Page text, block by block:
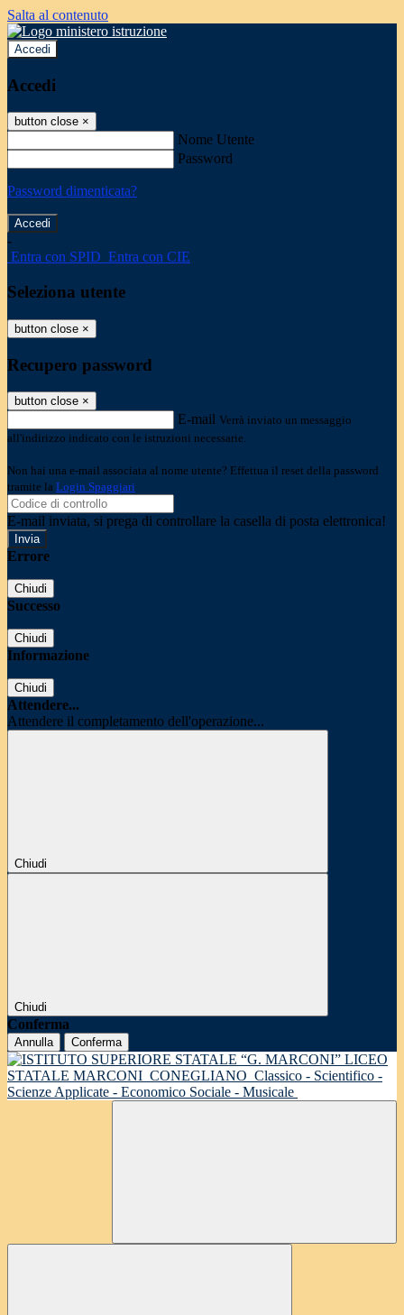
Salta al contenuto
Accedi
Accedi
button close ×
Nome Utente
Password
Password dimenticata?
-
Entra con SPID Entra con CIE
Seleziona utente
button close ×
Recupero password
button close ×
E-mail Verrà inviato un messaggio
all'indirizzo indicato con le istruzioni necessarie.
Non hai una e-mail associata al nome utente? Effettua il reset della password
tramite la Login Spaggiari
E-mail inviata, si prega di controllare la casella di posta elettronica!
Errore
Chiudi
Successo
Chiudi
Informazione
Chiudi
Attendere...
Attendere il completamento dell'operazione...
Chiudi
Chiudi
Conferma
Annulla Conferma
LICEO
STATALE MARCONI CONEGLIANO Classico - Scientifico -
Scienze Applicate - Economico Sociale - Musicale